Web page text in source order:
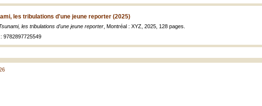
les tribulations d'une jeune reporter (2025)
les tribulations d'une jeune reporter , Montréal : XYZ, 2025, 128 pages.
9782897725549